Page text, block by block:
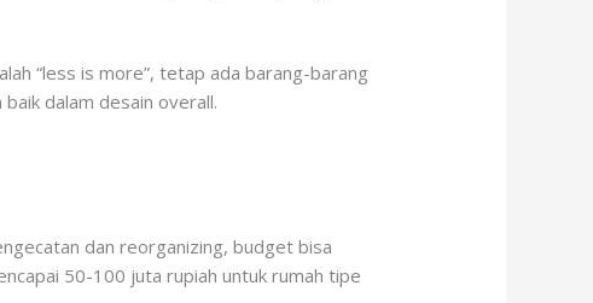
“less is more”, tetap ada barang-barang
dalam desain overall.
dan reorganizing, budget bisa
50-100 juta rupiah untuk rumah tipe